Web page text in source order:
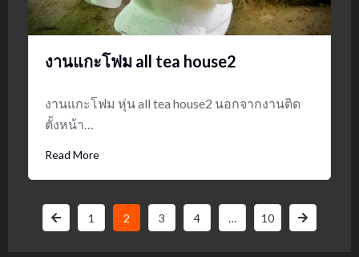
งานแกะโฟม all tea house2
งานแกะโฟม หุ่น all tea house2 นอกจากงานติด
ตั้งหน้า…
Read More
1 2 3 4 … 10